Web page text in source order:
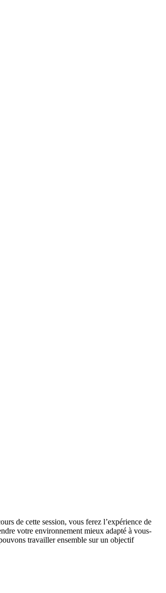
de cette session, vous ferez l’expérience de
votre environnement mieux adapté à vous-
travailler ensemble sur un objectif